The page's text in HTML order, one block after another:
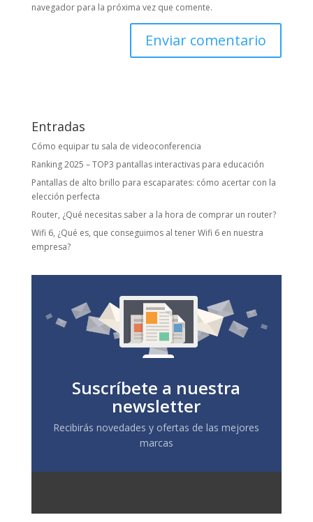
navegador para la próxima vez que comente.
Entradas
Cómo equipar tu sala de videoconferencia
Ranking 2025 – TOP3 pantallas interactivas para educación
Pantallas de alto brillo para escaparates: cómo acertar con la
elección perfecta
Router, ¿Qué necesitas saber a la hora de comprar un router?
Wifi 6, ¿Qué es, que conseguimos al tener Wifi 6 en nuestra
empresa?
Suscríbete a nuestra
newsletter
Recibirás novedades y ofertas de las mejores
marcas